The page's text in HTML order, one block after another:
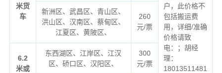
户，此价格不
包括搬运费
用，详细/准确
价格请致
电：；胡经
理：
18013511481
米货
车
新洲区、武昌区、青山区、
洪山区、汉南区、蔡甸区、
江夏区、黄陂区、
260
元/票
6.2
米或
东西湖区、江岸区、江汉
区、硚口区、汉阳区、
300
元/票